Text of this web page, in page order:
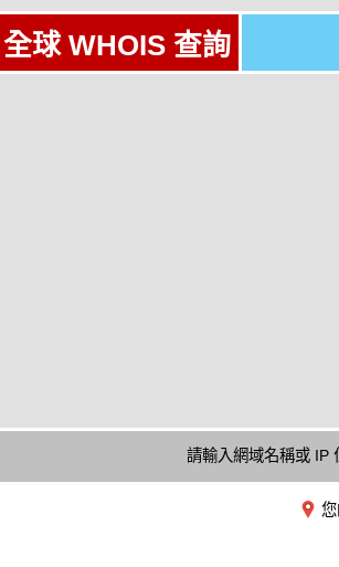
全球 WHOIS 查詢
請輸入網域名稱或 IP